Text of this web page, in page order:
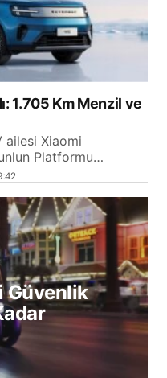
1.705 Km Menzil ve
ailesi Xiaomi
Platformu…
Güvenlik